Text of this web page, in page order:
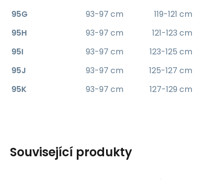
95G
93-97 cm
119-121 cm
95H
93-97 cm
121-123 cm
95I
93-97 cm
123-125 cm
95J
93-97 cm
125-127 cm
95K
93-97 cm 127-129 cm
Související produkty